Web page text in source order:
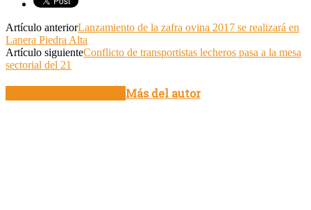
Artículo anteriorLanzamiento de la zafra ovina 2017 se realizará en
Lanera Piedra Alta
Artículo siguienteConflicto de transportistas lecheros pasa a la mesa
sectorial del 21
Más del autor